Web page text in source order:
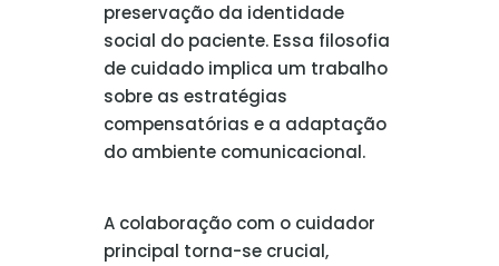
preservação da identidade
social do paciente. Essa filosofia
de cuidado implica um trabalho
sobre as estratégias
compensatórias e a adaptação
do ambiente comunicacional.
A colaboração com o cuidador
principal torna-se crucial,